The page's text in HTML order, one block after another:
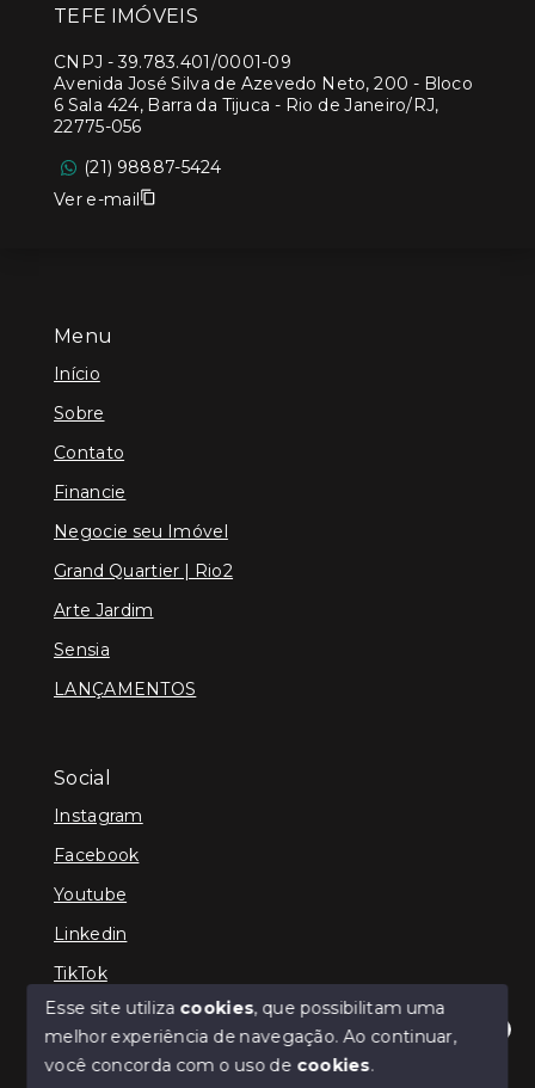
Olá! Estamos disponíveis para te ajudar.
Menu
Início
Sobre
Contato
Financie
Negocie seu Imóvel
Grand Quartier | Rio2
Arte Jardim
Sensia
LANÇAMENTOS
Social
Instagram
Facebook
Youtube
Linkedin
TikTok
© Copyright 2026 - TEFE IMÓVEIS - Todos os direitos
TEFE IMÓVEIS
CNPJ -39.783.401/0001-09
Avenida José Silva de Azevedo Neto, 200 - Bloco
6 Sala 424, Barra da Tijuca - Rio de Janeiro/RJ,
22775-056
(21) 98887-5424
Ver e-mail
Esse site utiliza cookies, que possibilitam uma
melhor experiência de navegação.Ao continuar,
você concorda com o uso de cookies.